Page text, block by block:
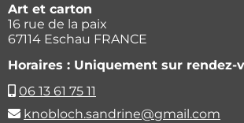
Art et carton
16 rue de la paix
67114 Eschau FRANCE
Horaires : Uniquement sur rendez-
06 13 61 75 11
knobloch.sandrine@gmail.com